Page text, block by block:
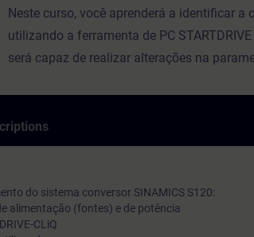
Neste curso, você aprenderá a identificar a
utilizando a ferramenta de PC
será capaz de realizar alterações na
do sistema conversor SINAMICS S120:
alimentação (fontes) e de potência
CLiQ